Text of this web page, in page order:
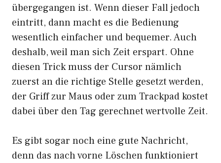
übergegangen ist. Wenn dieser Fall jedoch
eintritt, dann macht es die Bedienung
wesentlich einfacher und bequemer. Auch
deshalb, weil man sich Zeit erspart. Ohne
diesen Trick muss der Cursor nämlich
zuerst an die richtige Stelle gesetzt werden,
der Griff zur Maus oder zum Trackpad kostet
dabei über den Tag gerechnet wertvolle Zeit.
Es gibt sogar noch eine gute Nachricht,
denn das nach vorne Löschen funktioniert